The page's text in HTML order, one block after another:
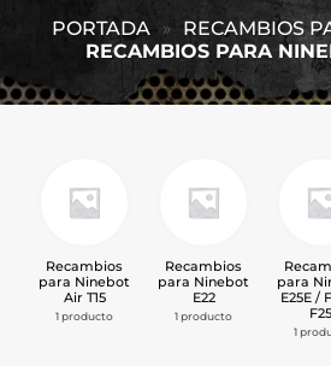
PORTADA » RECAMBIOS
RECAMBIOS PARA
Recambios
para Ninebot
Air T15
1 producto
Recambios
para Ninebot
E22
1 producto
para
E25E /
1